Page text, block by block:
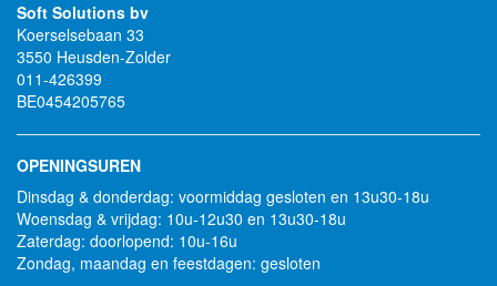
Soft Solutions bv
Koerselsebaan 33
3550 Heusden-Zolder
011-426399
BE0454205765
OPENINGSUREN
Dinsdag & donderdag: voormiddag gesloten en 13u30-18u
Woensdag & vrijdag: 10u-12u30 en 13u30-18u
Zaterdag: doorlopend: 10u-16u
Zondag, maandag en feestdagen: gesloten